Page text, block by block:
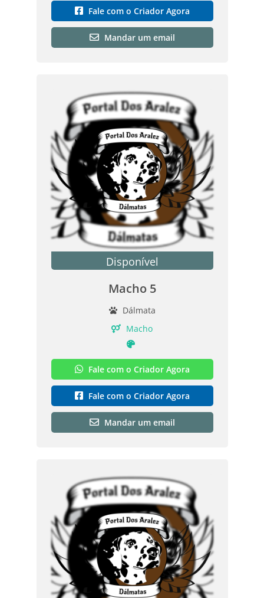
Fale com o Criador Agora
Mandar um email
Disponível
Macho 5
Dálmata
Macho
Fale com o Criador Agora
Fale com o Criador Agora
Mandar um email